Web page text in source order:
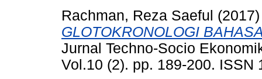
Rachman, Reza Saeful
GLOTOKRONOLOGI
Jurnal Techno-Socio
Vol.10 (2). pp. 189-200. ISSN